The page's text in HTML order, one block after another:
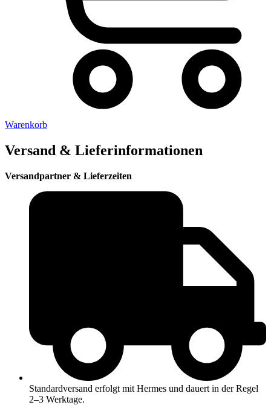
Warenkorb
Versand & Lieferinformationen
Versandpartner & Lieferzeiten
Standardversand erfolgt mit Hermes und dauert in der Regel
2–3 Werktage.